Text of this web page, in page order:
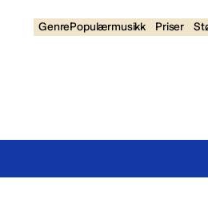
GenrePopulærmusikk Priser